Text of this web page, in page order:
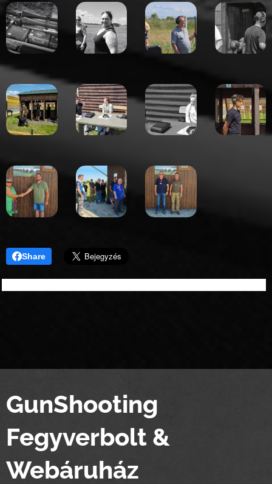
Share
GunShooting
Fegyverbolt &
Webáruház